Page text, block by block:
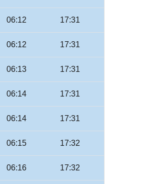
06:12 17:31
06:12 17:31
06:13 17:31
06:14 17:31
06:14 17:31
06:15 17:32
06:16 17:32